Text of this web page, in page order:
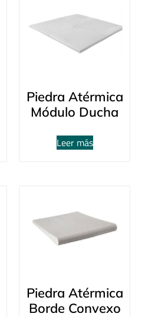
Piedra Atérmica
Módulo Ducha
Leer más
Piedra Atérmica
Borde Convexo